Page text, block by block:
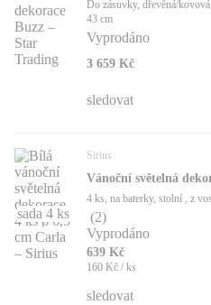
Do zásuvky, dřevěná/
43 cm
Vyprodáno
3 659 Kč
sledovat
sada 4 ks
Sirius
Vánoční světelná
4 ks, na baterky, stolní , z
(2)
Vyprodáno
639 Kč
160 Kč / ks
sledovat